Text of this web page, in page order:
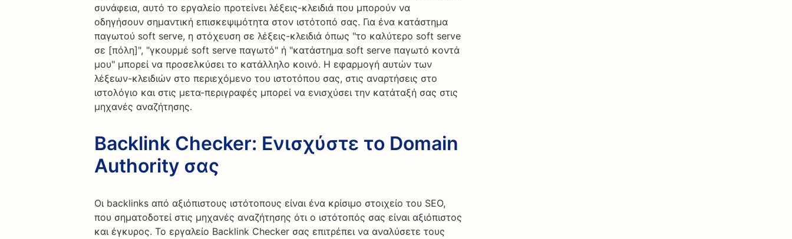
συνάφεια, αυτό το εργαλείο προτείνει λέξεις-κλειδιά που μπορούν να
οδηγήσουν σημαντική επισκεψιμότητα στον ιστότοπό σας. Για ένα κατάστημα
παγωτού soft serve, η στόχευση σε λέξεις-κλειδιά όπως "το καλύτερο soft serve
σε [πόλη]", "γκουρμέ soft serve παγωτό" ή "κατάστημα soft serve παγωτό κοντά
μου" μπορεί να προσελκύσει το κατάλληλο κοινό. Η εφαρμογή αυτών των
λέξεων-κλειδιών στο περιεχόμενο του ιστοτόπου σας, στις αναρτήσεις στο
ιστολόγιο και στις μετα-περιγραφές μπορεί να ενισχύσει την κατάταξή σας στις
μηχανές αναζήτησης.
Backlink Checker: Ενισχύστε το Domain
Authority σας
Οι backlinks από αξιόπιστους ιστότοπους είναι ένα κρίσιμο στοιχείο του SEO,
που σηματοδοτεί στις μηχανές αναζήτησης ότι ο ιστότοπός σας είναι αξιόπιστος
και έγκυρος. Το εργαλείο Backlink Checker σας επιτρέπει να αναλύσετε τους